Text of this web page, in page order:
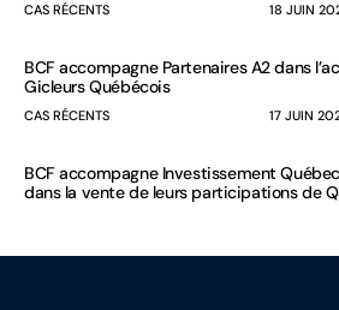
CAS RÉCENTS 18 JUIN
BCF accompagne Partenaires A2 dans
Gicleurs Québécois
CAS RÉCENTS 17 JUIN
BCF accompagne Investissement
dans la vente de leurs participations de